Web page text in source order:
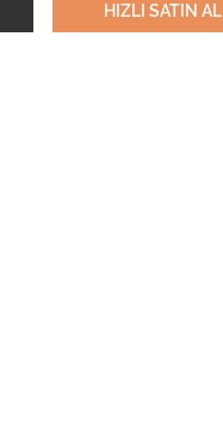
HIZLI SATIN AL